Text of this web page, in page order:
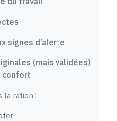
signes d’alerte
(mais validées)
confort
la ration !